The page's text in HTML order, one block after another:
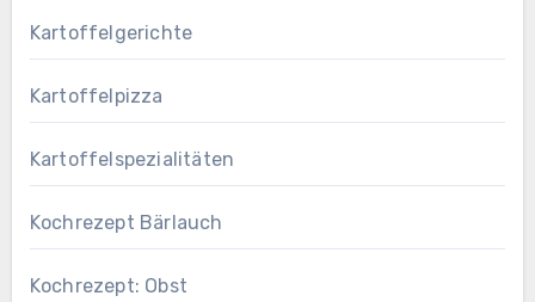
Kartoffelgerichte
Kartoffelpizza
Kartoffelspezialitäten
Kochrezept Bärlauch
Kochrezept: Obst